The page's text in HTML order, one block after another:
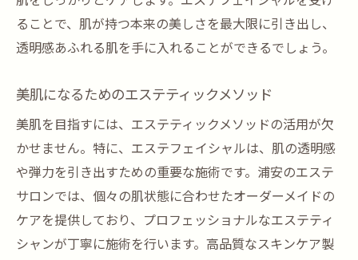
肌をリフレッシュするためのエステ施術
エステフェイシャルで輝く肌を手に入れる浦安
浦安で選ばれるエステサロンの特徴
フェイシャルエステで肌を輝かせる秘訣
エステで手に入れる理想の肌になるために
プロの手によるフェイシャルエステの魅力
浦安で体験する高度なエステ技術
ることで、肌が持つ本来の美しさを最大限に引き出し、
透明感あふれる肌を手に入れることができるでしょう。
美肌になるためのエステティックメソッド
美肌を目指すには、エステティックメソッドの活用が欠
かせません。特に、エステフェイシャルは、肌の透明感
や弾力を引き出すための重要な施術です。浦安のエステ
サロンでは、個々の肌状態に合わせたオーダーメイドの
ケアを提供しており、プロフェッショナルなエステティ
シャンが丁寧に施術を行います。高品質なスキンケア製